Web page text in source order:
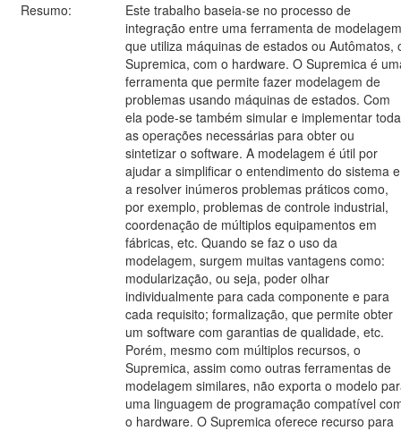
Resumo:
Este trabalho baseia-se no processo de
integração entre uma ferramenta de modelagem
que utiliza máquinas de estados ou Autômatos,
Supremica, com o hardware. O Supremica é
ferramenta que permite fazer modelagem de
problemas usando máquinas de estados. Com
ela pode-se também simular e implementar
as operações necessárias para obter ou
sintetizar o software. A modelagem é útil por
ajudar a simplificar o entendimento do sistema e
a resolver inúmeros problemas práticos como,
por exemplo, problemas de controle industrial,
coordenação de múltiplos equipamentos em
fábricas, etc. Quando se faz o uso da
modelagem, surgem muitas vantagens como:
modularização, ou seja, poder olhar
individualmente para cada componente e para
cada requisito; formalização, que permite obter
um software com garantias de qualidade, etc.
Porém, mesmo com múltiplos recursos, o
Supremica, assim como outras ferramentas de
modelagem similares, não exporta o modelo
uma linguagem de programação compatível
o hardware. O Supremica oferece recurso para